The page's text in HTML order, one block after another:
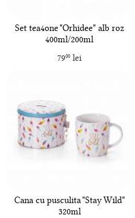
Set tea4one "Orhidee" alb roz
400ml/200ml
7900lei
Cana cu pusculita "Stay Wild"
320ml